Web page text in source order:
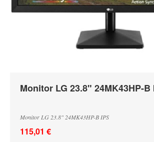
Monitor LG 23.8" 24MK43HP-B
Monitor LG 23.8" 24MK43HP-B IPS
115,01 €